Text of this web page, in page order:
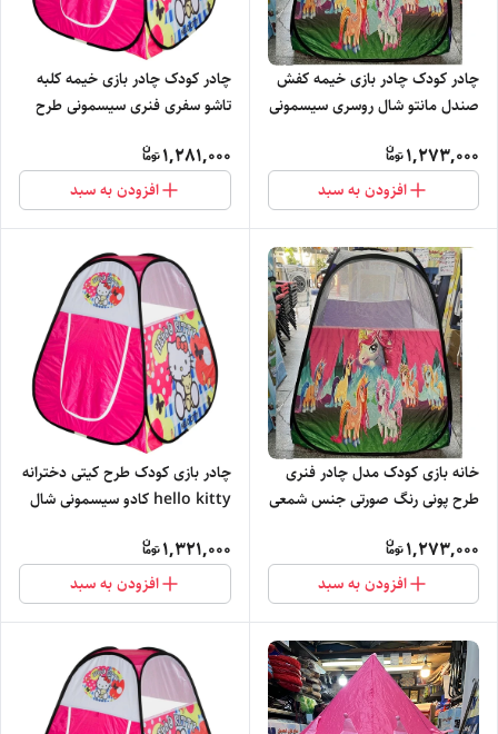
چادر کودک چادر بازی خیمه کفش
صندل مانتو شال روسری سیسمونی
1,273,000
افزودن به سبد
چادر کودک چادر بازی خیمه کلبه
تاشو سفری فنری سیسمونی طرح
1,281,000
افزودن به سبد
خانه بازی کودک مدل چادر فنری
طرح پونی رنگ صورتی جنس شمعی
1,273,000
افزودن به سبد
چادر بازی کودک طرح کیتی دخترانه
hello kitty کادو سیسمونی شال
1,321,000
افزودن به سبد